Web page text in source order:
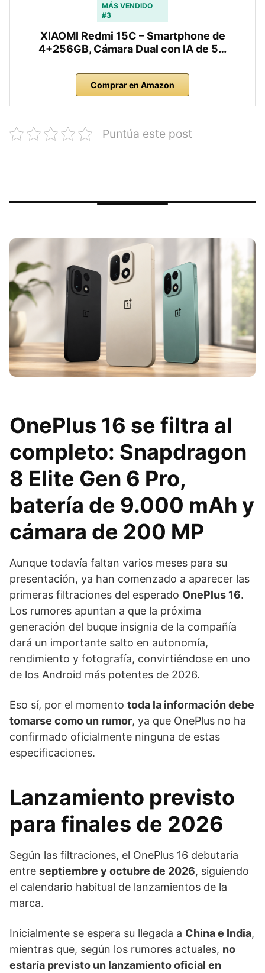
MÁS VENDIDO
#3
XIAOMI Redmi 15C – Smartphone de
4+256GB, Cámara Dual con IA de 5…
Comprar en Amazon
Puntúa este post
OnePlus 16 se filtra al
completo: Snapdragon
8 Elite Gen 6 Pro,
batería de 9.000 mAh y
cámara de 200 MP
Aunque todavía faltan varios meses para su
presentación, ya han comenzado a aparecer las
primeras filtraciones del esperado OnePlus 16.
Los rumores apuntan a que la próxima
generación del buque insignia de la compañía
dará un importante salto en autonomía,
rendimiento y fotografía, convirtiéndose en uno
de los Android más potentes de 2026.
Eso sí, por el momento toda la información debe
tomarse como un rumor, ya que OnePlus no ha
confirmado oficialmente ninguna de estas
especificaciones.
Lanzamiento previsto
para finales de 2026
Según las filtraciones, el OnePlus 16 debutaría
entre septiembre y octubre de 2026, siguiendo
el calendario habitual de lanzamientos de la
marca.
Inicialmente se espera su llegada a China e India,
mientras que, según los rumores actuales, no
estaría previsto un lanzamiento oficial en